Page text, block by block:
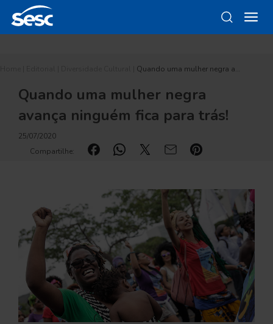
Quando uma mulher negra a…
Quando uma mulher negra
avança ninguém fica para trás!
25/07/2020
Compartilhe: